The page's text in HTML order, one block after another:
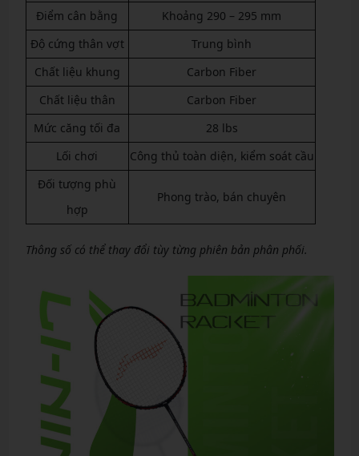
Điểm cân bằng
Khoảng 290 – 295 mm
Độ cứng thân vợt
Trung bình
Chất liệu khung
Carbon Fiber
Chất liệu thân
Carbon Fiber
Mức căng tối đa
28 lbs
Lối chơi
Công thủ toàn diện, kiểm soát cầu
Đối tượng phù
hợp
Phong trào, bán chuyên
Thông số có thể thay đổi tùy từng phiên bản phân phối.